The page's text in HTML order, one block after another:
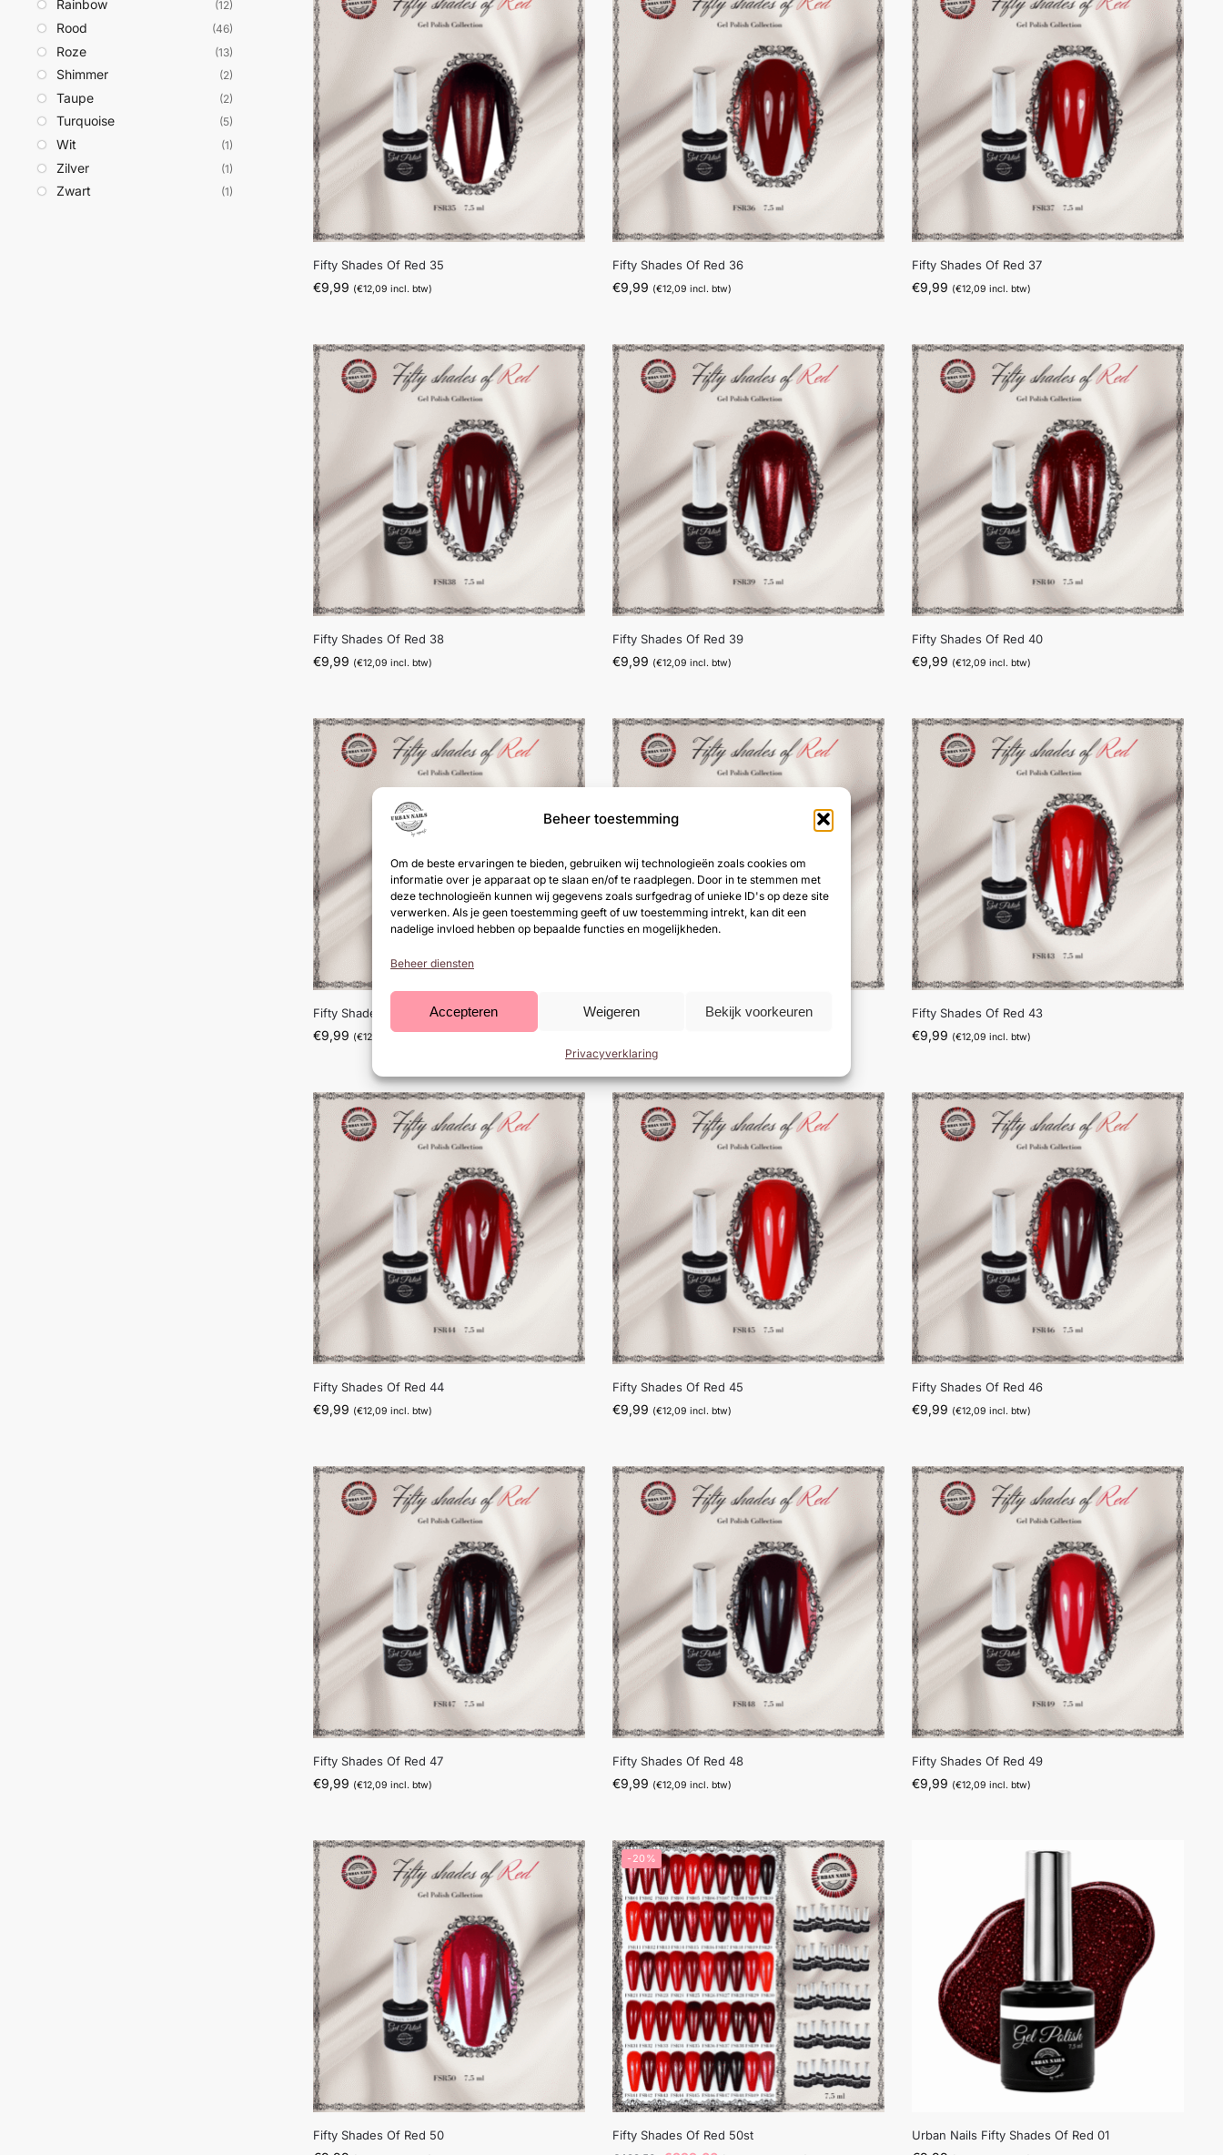
Beheer toestemming
Om de beste ervaringen te bieden, gebruiken wij technologieën zoals cookies om
informatie over je apparaat op te slaan en/of te raadplegen. Door in te stemmen met
deze technologieën kunnen wij gegevens zoals surfgedrag of unieke ID's op deze site
verwerken. Als je geen toestemming geeft of uw toestemming intrekt, kan dit een
nadelige invloed hebben op bepaalde functies en mogelijkheden.
Beheer diensten
Accepteren Weigeren Bekijk voorkeuren
Privacyverklaring
Fifty Shades Of Red 35
€9,99 (€12,09 incl. btw)
Fifty Shades Of Red 36
€9,99 (€12,09 incl. btw)
Fifty Shades Of Red 37
€9,99 (€12,09 incl. btw)
Fifty Shades Of Red 38
€9,99 (€12,09 incl. btw)
Fifty Shades Of Red 39
€9,99 (€12,09 incl. btw)
Fifty Shades Of Red 40
€9,99 (€12,09 incl. btw)
Fifty Shades Of Red 41
€9,99 (€12,09
Fifty Shades Of Red 42 Fifty Shades Of Red 43
€9,99 (€12,09 incl. btw)
Fifty Shades Of Red 44
€9,99 (€12,09 incl. btw)
Fifty Shades Of Red 45
€9,99 (€12,09 incl. btw)
Fifty Shades Of Red 46
€9,99 (€12,09 incl. btw)
Fifty Shades Of Red 47
€9,99 (€12,09 incl. btw)
Fifty Shades Of Red 48
€9,99 (€12,09 incl. btw)
Fifty Shades Of Red 49
€9,99 (€12,09 incl. btw)
Fifty Shades Of Red 50
-20%
Fifty Shades Of Red 50st Urban Nails Fifty Shades Of Red 01
Rainbow (12)
Rood (46)
Roze (13)
Shimmer (2)
Taupe (2)
Turquoise (5)
Wit (1)
Zilver (1)
Zwart (1)